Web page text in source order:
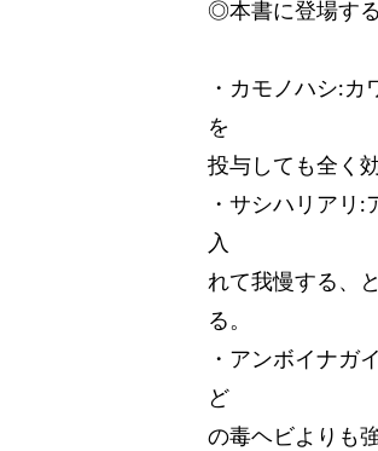
◎本書に登場す
・カモノハシ:
を
投与しても全く
・サシハリアリ
入
れて我慢する、
る。
・アンボイナガ
ど
の毒ヘビよりも